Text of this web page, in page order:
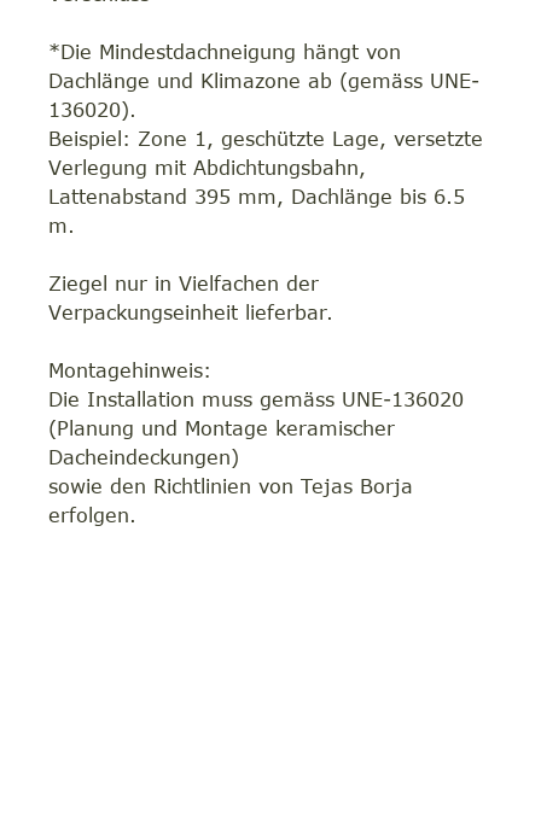
*Die Mindestdachneigung hängt von
Dachlänge und Klimazone ab (gemäss UNE-
136020).
Beispiel: Zone 1, geschützte Lage, versetzte
Verlegung mit Abdichtungsbahn,
Lattenabstand 395 mm, Dachlänge bis 6.5
m.
Ziegel nur in Vielfachen der
Verpackungseinheit lieferbar.
Montagehinweis:
Die Installation muss gemäss UNE-136020
(Planung und Montage keramischer
Dacheindeckungen)
sowie den Richtlinien von Tejas Borja
erfolgen.